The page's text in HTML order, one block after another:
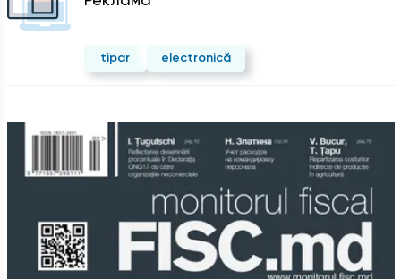
tipar electronică